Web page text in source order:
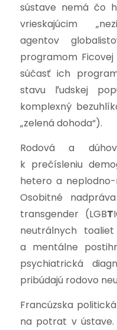
sústave nemá čo
vrieskajúcim
agentov
programom
súčasť ich
stavu ľudskej
komplexný
„zelená dohoda“).
Rodová a
k prečísleniu
hetero a
Osobitné
transgender (LGBT
neutrálnych
a mentálne
psychiatrická
pribúdajú rodovo
Francúzska
na potrat v ústave.